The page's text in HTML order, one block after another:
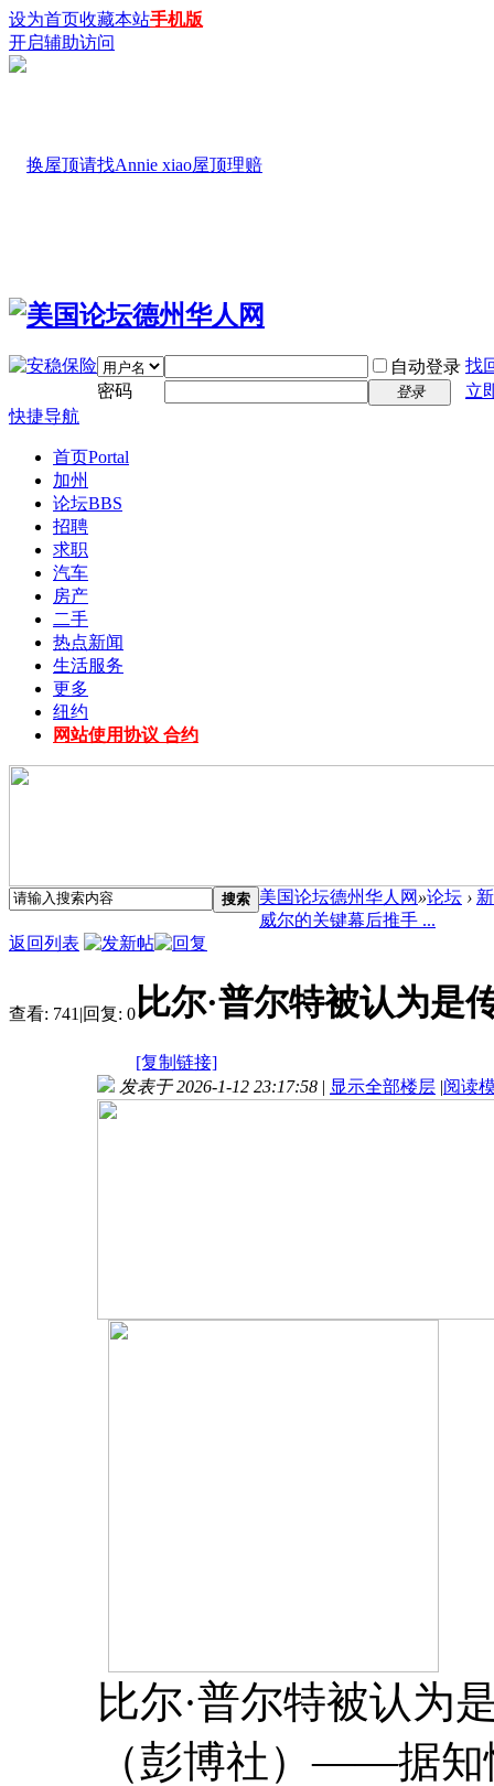
设为首页收藏本站手机版
开启辅助访问
自动登录 找
密码
登录
立
快捷导航
首页Portal
加州
论坛BBS
招聘
求职
汽车
房产
二手
热点新闻
生活服务
更多
纽约
网站使用协议 合约
搜索 美国论坛德州华人网 »论坛 ›
威尔的关键幕后推手 ...
返回列表
查看: 741 |回复: 0 比尔·普尔特被认为是
[复制链接]
发表于 2026-1-12 23:17:58 | 显示全部楼层 |阅读
比尔·普尔特被认为
（彭博社）——据知